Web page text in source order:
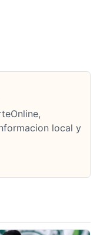
local y